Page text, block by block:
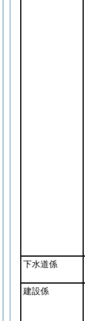
下水道係
建設係